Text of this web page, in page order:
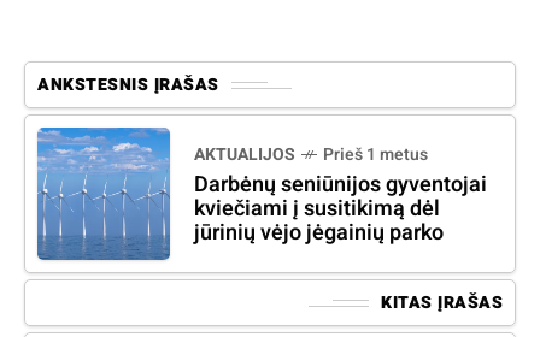
ANKSTESNIS ĮRAŠAS
AKTUALIJOS Prieš 1 metus
Darbėnų seniūnijos gyventojai
kviečiami į susitikimą dėl
jūrinių vėjo jėgainių parko
KITAS ĮRAŠAS